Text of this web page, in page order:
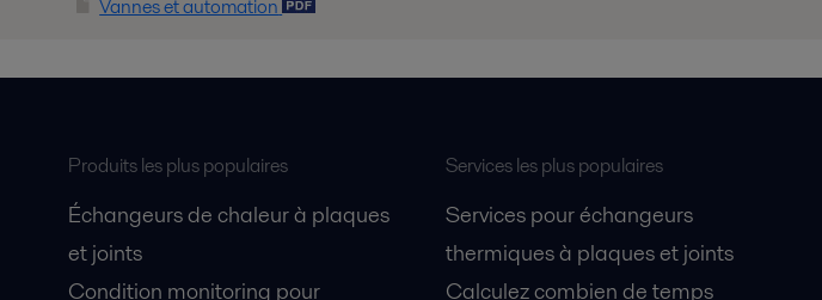
Vannes et automation
Produits les plus populaires
Échangeurs de chaleur à plaques
et joints
Condition monitoring pour
Services les plus populaires
Services pour échangeurs
thermiques à plaques et joints
Calculez combien de temps